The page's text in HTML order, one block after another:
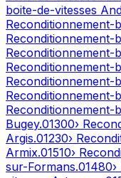
boite-de-vitesses
Reconditionnement-
Reconditionnement-
Reconditionnement-
Reconditionnement-
Reconditionnement-
Reconditionnement-
Reconditionnement-
Bugey.01300›
Argis.01230›
Armix.01510›
sur-Formans.01480